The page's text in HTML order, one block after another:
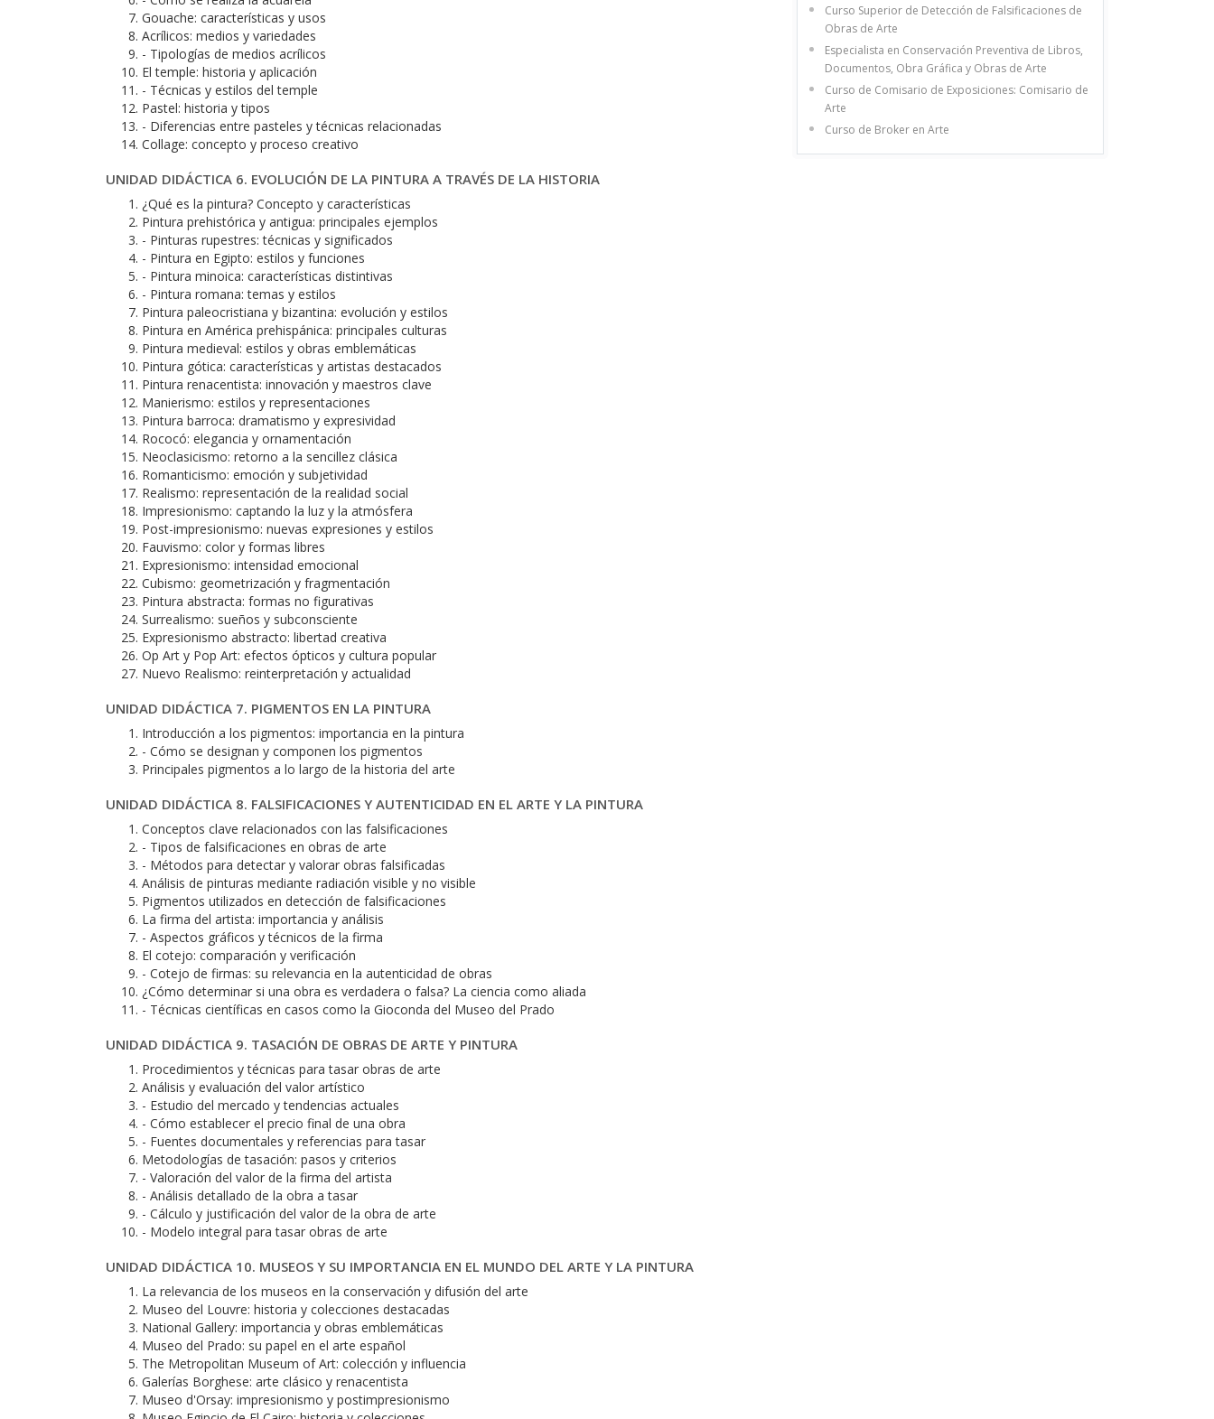
Gouache: características y usos
Acrílicos: medios y variedades
- Tipologías de medios acrílicos
El temple: historia y aplicación
- Técnicas y estilos del temple
Pastel: historia y tipos
- Diferencias entre pasteles y técnicas relacionadas
Collage: concepto y proceso creativo
UNIDAD DIDÁCTICA 6. EVOLUCIÓN DE LA PINTURA A TRAVÉS DE LA HISTORIA
¿Qué es la pintura? Concepto y características
Pintura prehistórica y antigua: principales ejemplos
- Pinturas rupestres: técnicas y significados
- Pintura en Egipto: estilos y funciones
- Pintura minoica: características distintivas
- Pintura romana: temas y estilos
Pintura paleocristiana y bizantina: evolución y estilos
Pintura en América prehispánica: principales culturas
Pintura medieval: estilos y obras emblemáticas
Pintura gótica: características y artistas destacados
Pintura renacentista: innovación y maestros clave
Manierismo: estilos y representaciones
Pintura barroca: dramatismo y expresividad
Rococó: elegancia y ornamentación
Neoclasicismo: retorno a la sencillez clásica
Romanticismo: emoción y subjetividad
Realismo: representación de la realidad social
Impresionismo: captando la luz y la atmósfera
Post-impresionismo: nuevas expresiones y estilos
Fauvismo: color y formas libres
Expresionismo: intensidad emocional
Cubismo: geometrización y fragmentación
Pintura abstracta: formas no figurativas
Surrealismo: sueños y subconsciente
Expresionismo abstracto: libertad creativa
Op Art y Pop Art: efectos ópticos y cultura popular
Nuevo Realismo: reinterpretación y actualidad
UNIDAD DIDÁCTICA 7. PIGMENTOS EN LA PINTURA
Introducción a los pigmentos: importancia en la pintura
- Cómo se designan y componen los pigmentos
Principales pigmentos a lo largo de la historia del arte
UNIDAD DIDÁCTICA 8. FALSIFICACIONES Y AUTENTICIDAD EN EL ARTE Y LA PINTURA
Conceptos clave relacionados con las falsificaciones
- Tipos de falsificaciones en obras de arte
- Métodos para detectar y valorar obras falsificadas
Análisis de pinturas mediante radiación visible y no visible
Pigmentos utilizados en detección de falsificaciones
La firma del artista: importancia y análisis
- Aspectos gráficos y técnicos de la firma
El cotejo: comparación y verificación
- Cotejo de firmas: su relevancia en la autenticidad de obras
¿Cómo determinar si una obra es verdadera o falsa? La ciencia como aliada
- Técnicas científicas en casos como la Gioconda del Museo del Prado
UNIDAD DIDÁCTICA 9. TASACIÓN DE OBRAS DE ARTE Y PINTURA
Procedimientos y técnicas para tasar obras de arte
Análisis y evaluación del valor artístico
- Estudio del mercado y tendencias actuales
- Cómo establecer el precio final de una obra
- Fuentes documentales y referencias para tasar
Metodologías de tasación: pasos y criterios
- Valoración del valor de la firma del artista
- Análisis detallado de la obra a tasar
- Cálculo y justificación del valor de la obra de arte
- Modelo integral para tasar obras de arte
UNIDAD DIDÁCTICA 10. MUSEOS Y SU IMPORTANCIA EN EL MUNDO DEL ARTE Y LA PINTURA
La relevancia de los museos en la conservación y difusión del arte
Museo del Louvre: historia y colecciones destacadas
National Gallery: importancia y obras emblemáticas
Museo del Prado: su papel en el arte español
The Metropolitan Museum of Art: colección y influencia
Galerías Borghese: arte clásico y renacentista
Museo d'Orsay: impresionismo y postimpresionismo
Curso Superior de Detección de Falsificaciones de
Obras de Arte
Especialista en Conservación Preventiva de Libros,
Documentos, Obra Gráfica y Obras de Arte
Curso de Comisario de Exposiciones: Comisario de
Arte
Curso de Broker en Arte